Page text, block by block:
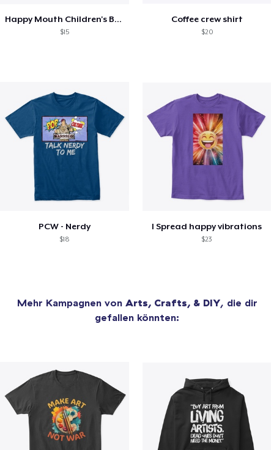
Happy Mouth Children's Book
$15
Coffee crew shirt
$20
PCW - Nerdy
$18
I Spread happy vibrations
$23
Mehr Kampagnen von Arts, Crafts, & DIY, die dir
gefallen könnten: